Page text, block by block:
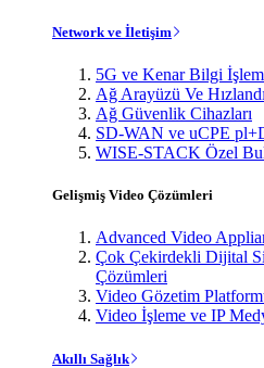
Network ve İletişim
5G ve Kenar Bilgi İşlem
Ağ Arayüzü Ve
Ağ Güvenlik Cihazları
SD-WAN ve uCPE
WISE-STACK Özel
Gelişmiş Video Çözümleri
Advanced Video
Çok Çekirdekli Dijital
Çözümleri
Video Gözetim
Video İşleme ve IP
Akıllı Sağlık